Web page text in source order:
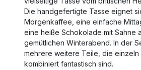
Die handgefertigte Tasse eignet
Morgenkaffee, eine einfache
eine heiße Schokolade mit Sahne
gemütlichen Winterabend. In der
mehrere weitere Teile, die einzeln
kombiniert fantastisch sind.